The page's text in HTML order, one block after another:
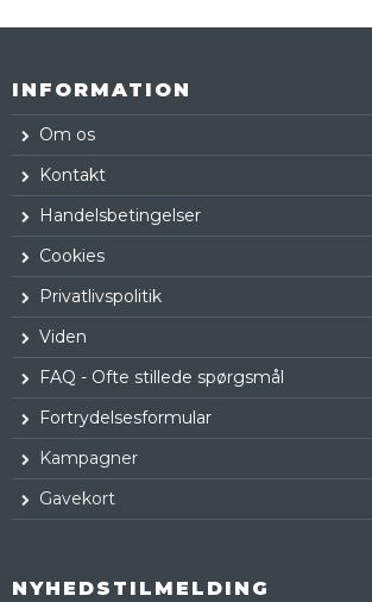
INFORMATION
Om os
Kontakt
Handelsbetingelser
Cookies
Privatlivspolitik
Viden
FAQ - Ofte stillede spørgsmål
Fortrydelsesformular
Kampagner
Gavekort
NYHEDSTILMELDING